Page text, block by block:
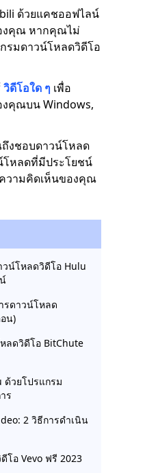
ด้วยแคชออฟไลน์
งคุณ หากคุณไม่
รมดาวน์โหลดวิดีโอ
วิดีโอใด ๆ เพื่อ
คุณบน Windows,
งชอบดาวน์โหลด
โหลดที่มีประโยชน์
วามคิดเห็นของคุณ
น์โหลดวิดีโอ Hulu
รดาวน์โหลด
น)
ลดวิดีโอ BitChute
ด้วยโปรแกรม
ร
2 วิธีการดำเนิน
โอ Vevo ฟรี 2023